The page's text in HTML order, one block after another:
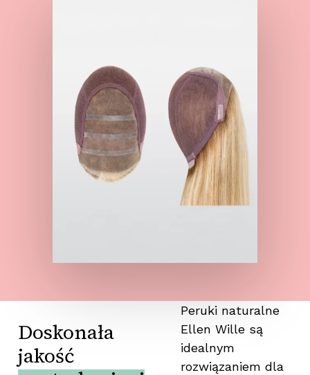
Doskonała
jakość
Peruki naturalne
Ellen Wille są
idealnym
rozwiązaniem dla